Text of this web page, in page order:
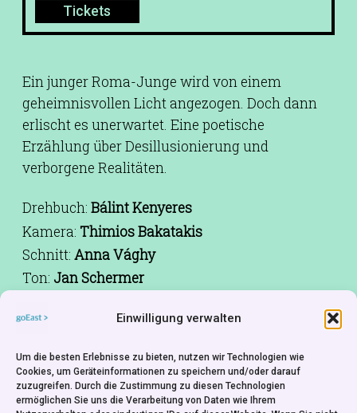
Einwilligung verwalten
Um die besten Erlebnisse zu bieten, nutzen wir Technologien wie
Cookies, um Geräteinformationen zu speichern und/oder darauf
zuzugreifen. Durch die Zustimmung zu diesen Technologien
ermöglichen Sie uns die Verarbeitung von Daten wie Ihrem
Tickets
Ein junger Roma-Junge wird von einem
geheimnisvollen Licht angezogen. Doch dann
erlischt es unerwartet. Eine poetische
Erzählung über Desillusionierung und
verborgene Realitäten.
Drehbuch: Bálint Kenyeres
Kamera: Thimios Bakatakis
Schnitt: Anna Vághy
Ton: Jan Schermer
Tímea Udvari-Kardos, Soma Sándor, Gábor
Produktion:Anna Bartók, Zita Kisgergely, Judit
Romwalter, Tamas Hutlassa, Jérémy Zelnik